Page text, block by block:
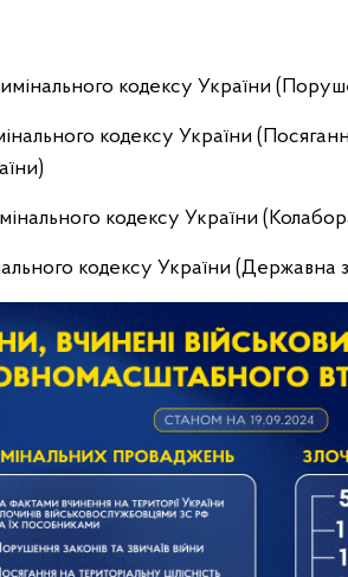
кодексу України
кодексу України
кодексу України
кодексу України (Державна